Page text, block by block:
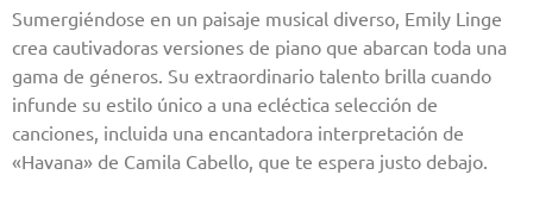
Sumergiéndose en un paisaje musical diverso, Emily Linge
crea cautivadoras versiones de piano que abarcan toda una
gama de géneros. Su extraordinario talento brilla cuando
infunde su estilo único a una ecléctica selección de
canciones, incluida una encantadora interpretación de
«Havana» de Camila Cabello, que te espera justo debajo.